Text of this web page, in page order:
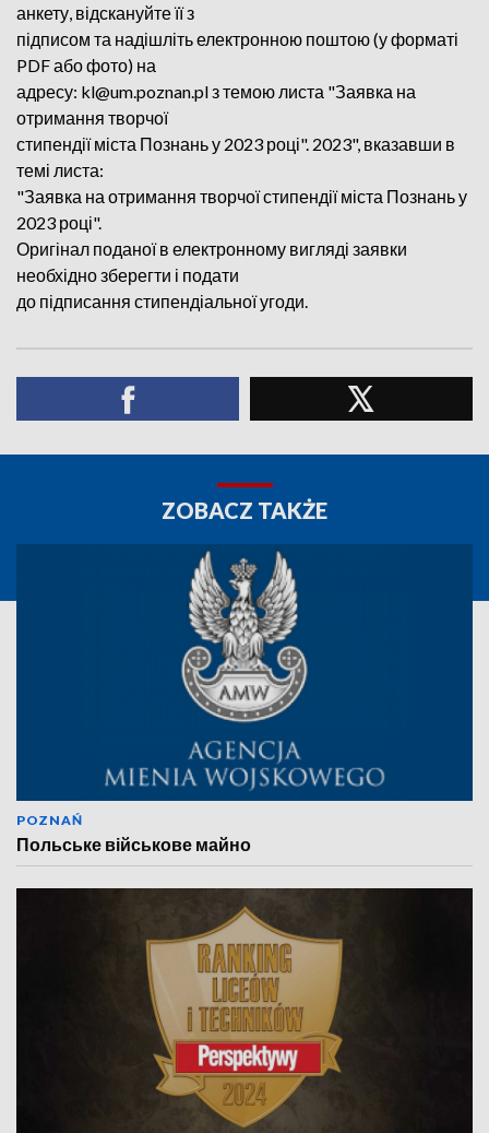
анкету, відскануйте її з
підписом та надішліть електронною поштою (у форматі
PDF або фото) на
адресу: kl@um.poznan.pl з темою листа "Заявка на
отримання творчої
стипендії міста Познань у 2023 році". 2023", вказавши в
темі листа:
"Заявка на отримання творчої стипендії міста Познань у
2023 році".
Оригінал поданої в електронному вигляді заявки
необхідно зберегти і подати
до підписання стипендіальної угоди.
ZOBACZ TAKŻE
POZNAŃ
Польське військове майно